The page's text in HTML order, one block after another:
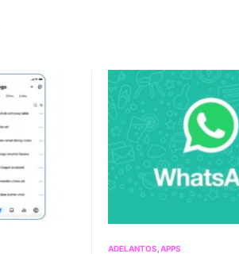
ADELANTOS APPS